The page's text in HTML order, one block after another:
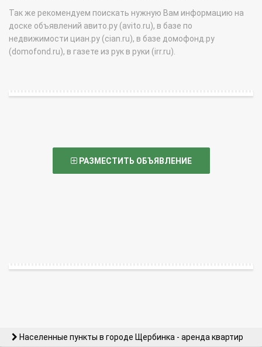
Так же рекомендуем поискать нужную Вам информацию на
доске объявлений авито.ру (avito.ru), в базе по
недвижимости циан.ру (cian.ru), в базе домофонд.ру
(domofond.ru), в газете из рук в руки (irr.ru).
РАЗМЕСТИТЬ ОБЪЯВЛЕНИЕ
Населенные пункты в городе Щербинка - аренда квартир